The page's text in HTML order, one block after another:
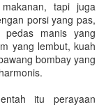
tapi juga
porsi yang pas,
pedas manis yang
yang lembut, kuah
bombay yang
itu perayaan